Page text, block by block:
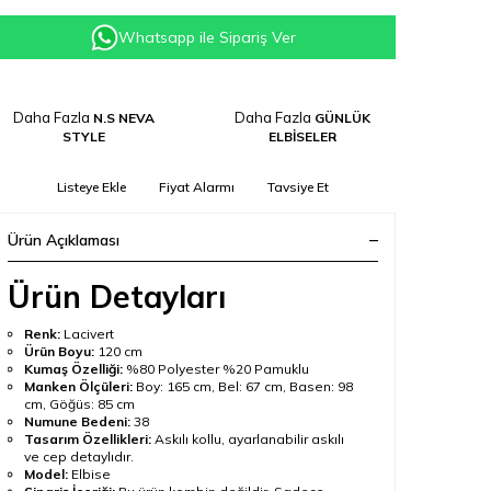
Whatsapp ile Sipariş Ver
Daha Fazla N.S NEVA
STYLE
Daha Fazla GÜNLÜK
ELBİSELER
Listeye Ekle Fiyat Alarmı Tavsiye Et
Ürün Açıklaması
Ürün Detayları
Renk: Lacivert
Ürün Boyu: 120 cm
Kumaş Özelliği: %80 Polyester %20 Pamuklu
Manken Ölçüleri: Boy: 165 cm, Bel: 67 cm, Basen: 98
cm, Göğüs: 85 cm
Numune Bedeni: 38
Tasarım Özellikleri: Askılı kollu, ayarlanabilir askılı
ve cep detaylıdır.
Model: Elbise